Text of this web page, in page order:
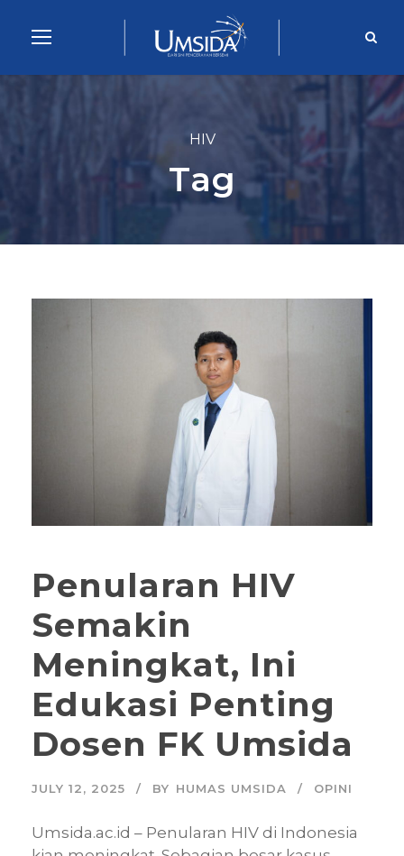
HIV
Tag
Penularan HIV
Semakin
Meningkat, Ini
Edukasi Penting
Dosen FK Umsida
JULY 12, 2025 BY HUMAS UMSIDA OPINI
Umsida.ac.id – Penularan HIV di Indonesia